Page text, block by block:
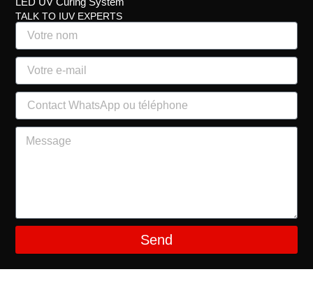
TALK TO IUV EXPERTS
Send